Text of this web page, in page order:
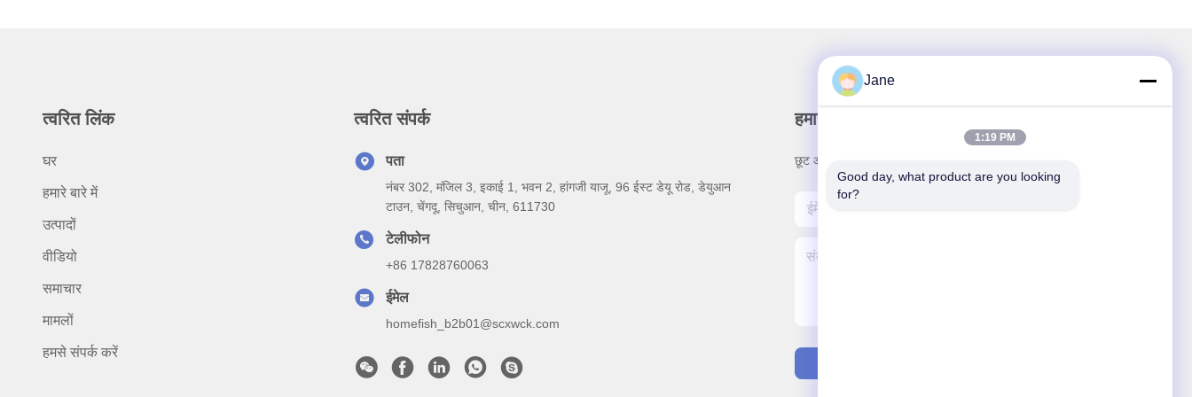
त्वरित लिंक
घर
हमारे बारे में
उत्पादों
वीडियो
समाचार
मामलों
हमसे संपर्क करें
त्वरित संपर्क
पता
नंबर 302, मंजिल 3, इकाई 1, भवन 2, हांगजी याजू, 96 ईस्ट डेयू रोड, डेयुआन
टाउन, चेंगदू, सिचुआन, चीन, 611730
टेलीफोन
+86 17828760063
ईमेल
homefish_b2b01@scxwck.com
हमारा समाचार पत्र
छूट और अधिक के लिए हमारे न्यूज़लेटर की सदस्यता लें।
Jane
1:19 PM
Good day, what product are you looking
for?